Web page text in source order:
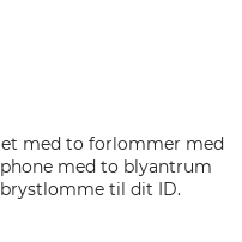
med to forlommer med
med to blyantrum
til dit ID.